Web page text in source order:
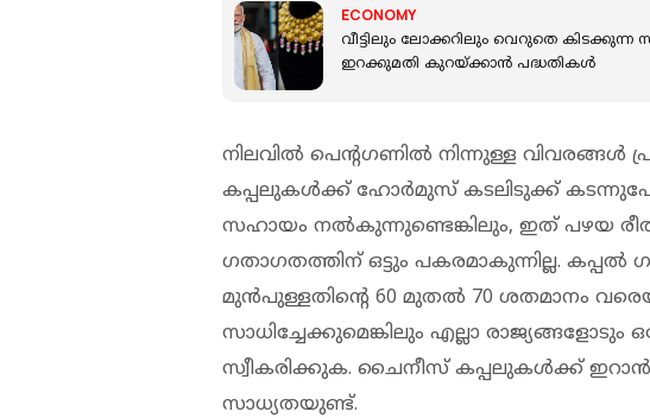
ECONOMY
വീട്ടിലും ലോക്കറിലും വെറുതെ കിടക്കുന്ന
ഇറക്കുമതി കുറയ്ക്കാന്‍ പദ്ധതികള്‍
നിലവിൽ പെന്റഗണിൽ നിന്നുള്ള വിവരങ്ങൾ
കപ്പലുകൾക്ക് ഹോർമുസ് കടലിടുക്ക്
സഹായം നൽകുന്നുണ്ടെങ്കിലും, ഇത് പഴയ
ഗതാഗതത്തിന് ഒട്ടും പകരമാകുന്നില്ല.
മുൻപുള്ളതിന്റെ 60 മുതൽ 70 ശതമാനം
സാധിച്ചേക്കുമെങ്കിലും എല്ലാ രാജ്യങ്ങളോടും
സ്വീകരിക്കുക. ചൈനീസ് കപ്പലുകൾക്ക്
സാധ്യതയുണ്ട്.